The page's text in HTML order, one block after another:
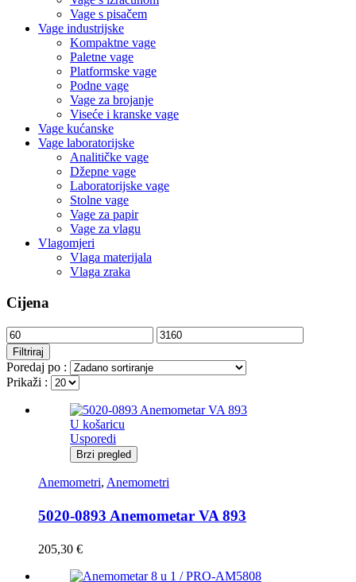
Vage s pisačem
Vage industrijske
Kompaktne vage
Paletne vage
Platformske vage
Podne vage
Vage za brojanje
Viseće i kranske vage
Vage kućanske
Vage laboratorijske
Analitičke vage
Džepne vage
Laboratorijske vage
Stolne vage
Vage za papir
Vage za vlagu
Vlagomjeri
Vlaga materijala
Vlaga zraka
Cijena
Min
cijena
Maks
cijena
Filtriraj
Poredaj po :
Prikaži :
U košaricu
Usporedi
Brzi pregled
Anemometri, Anemometri
5020-0893 Anemometar VA 893
205,30 €